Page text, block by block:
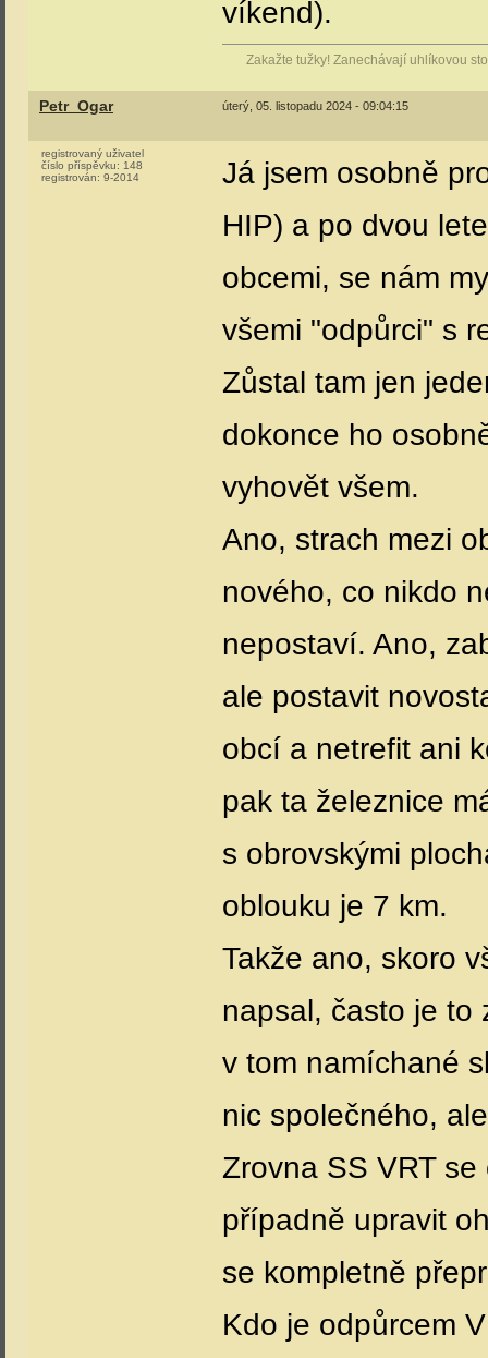
víkend).
Zakažte tužky! Zanechávají uhlíkovou
Petr_Ogar úterý, 05. listopadu 2024 - 09:04:15
registrovaný uživatel
číslo příspěvku: 148
registrován: 9-2014
Já jsem osobně
HIP) a po dvou
obcemi, se nám
všemi "odpůrci" s
Zůstal tam jen
dokonce ho
vyhovět všem.
Ano, strach mezi
nového, co nikdo
nepostaví. Ano,
ale postavit
obcí a netrefit ani
pak ta železnice
s obrovskými
oblouku je 7 km.
Takže ano, skoro
napsal, často je to
v tom namíchané
nic společného,
Zrovna SS VRT
případně upravit
se kompletně
Kdo je odpůrcem